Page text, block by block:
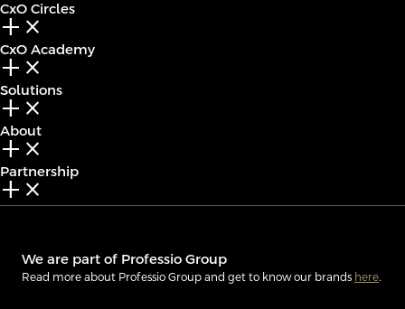
CxO Circles
add_2 close
CxO Academy
add_2 close
Solutions
add_2 close
About
add_2 close
Partnership
add_2 close
We are part of Professio Group
Read more about Professio Group and get to know our brands here.